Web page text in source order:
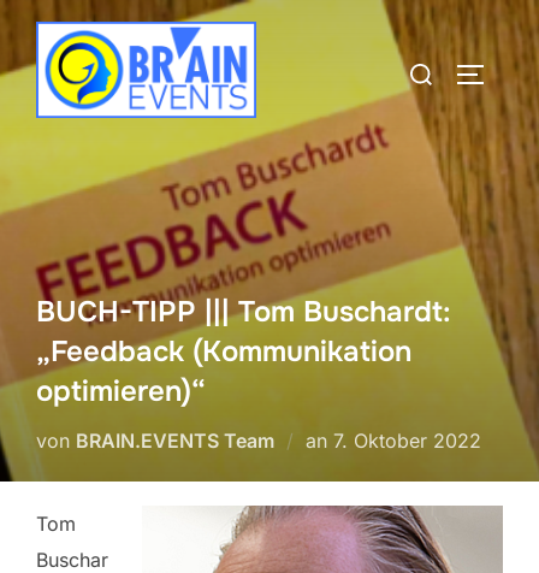
Zum
springen
Suchen
nach:
BUCH-TIPP ||| Tom Buschardt:
„Feedback (Kommunikation
optimieren)“
von BRAIN.EVENTS Team an Veröffentlicht
7. Oktober 2022
Tom
Buschar